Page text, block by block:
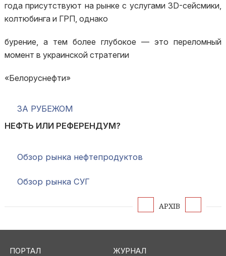
года присутствуют на рынке с услугами 3D-сейсмики,
колтюбинга и ГРП, однако
бурение, а тем более глубокое — это переломный
момент в украинской стратегии
«Белоруснефти»
ЗА РУБЕЖОМ
НЕФТЬ ИЛИ РЕФЕРЕНДУМ?
Обзор рынка нефтепродуктов
Обзор рынка СУГ
АРХІВ
ПОРТАЛ ЖУРНАЛ